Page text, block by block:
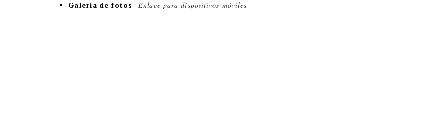
Galería de fotos-Enlace para dispositivos móviles